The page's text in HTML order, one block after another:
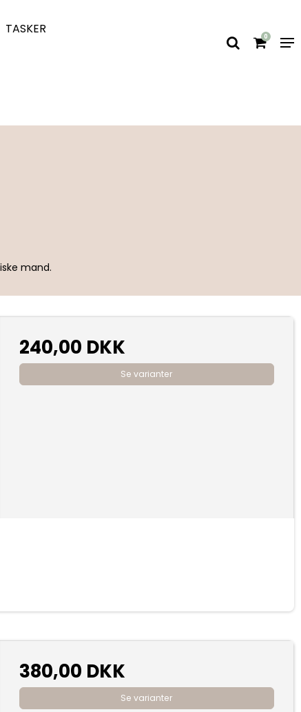
TASKER
0
mand.
240,00 DKK
Se varianter
380,00 DKK
Se varianter